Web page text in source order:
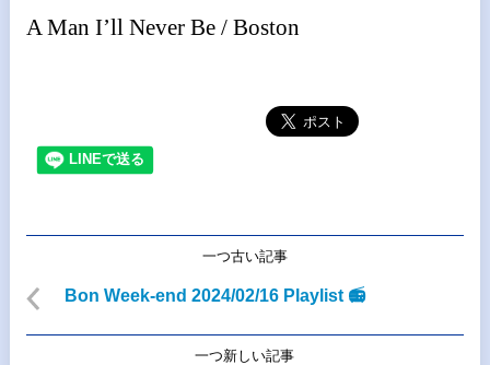
A Man I’ll Never Be / Boston
一つ古い記事
Bon Week-end 2024/02/16 Playlist 📻
一つ新しい記事